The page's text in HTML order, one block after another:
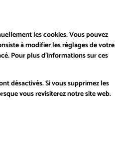
les cookies. Vous pouvez
à modifier les réglages de votre
Pour plus d’informations sur ces
désactivés. Si vous supprimez les
vous revisiterez notre site web.